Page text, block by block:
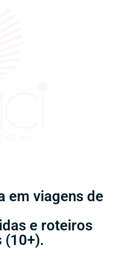
em viagens de
e roteiros
(10+).